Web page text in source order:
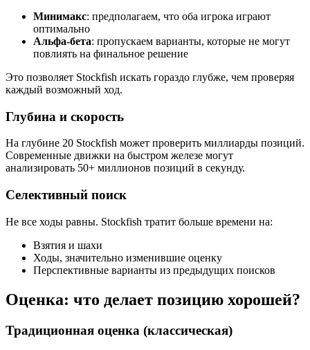
Минимакс: предполагаем, что оба игрока играют
оптимально
Альфа-бета: пропускаем варианты, которые не могут
повлиять на финальное решение
Это позволяет Stockfish искать гораздо глубже, чем проверяя
каждый возможный ход.
Глубина и скорость
На глубине 20 Stockfish может проверить миллиарды позиций.
Современные движки на быстром железе могут
анализировать 50+ миллионов позиций в секунду.
Селективный поиск
Не все ходы равны. Stockfish тратит больше времени на:
Взятия и шахи
Ходы, значительно изменившие оценку
Перспективные варианты из предыдущих поисков
Оценка: что делает позицию хорошей?
Традиционная оценка (классическая)